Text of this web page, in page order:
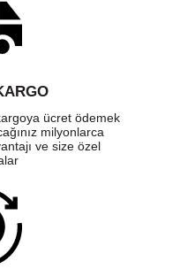
ücret ödemek
milyonlarca
ve size özel